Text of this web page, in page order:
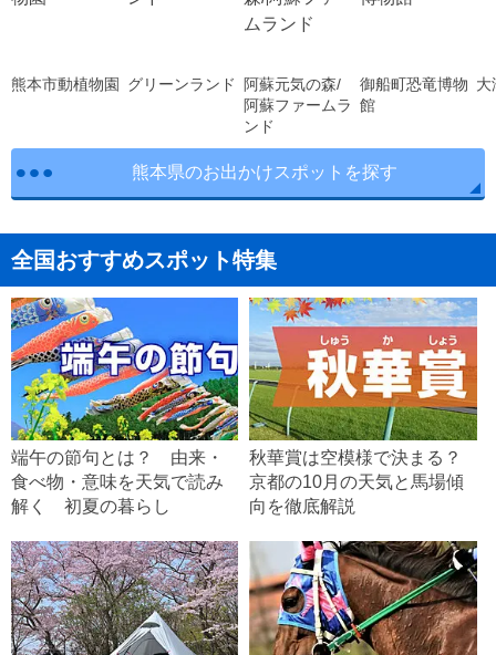
熊本市動植物園 グリーンランド
阿蘇元気の森/
阿蘇ファームラ
ンド
御船町恐竜博物
館
大
熊本県のお出かけスポットを探す
全国おすすめスポット特集
端午の節句とは？ 由来・
食べ物・意味を天気で読み
解く 初夏の暮らし
秋華賞は空模様で決まる？
京都の10月の天気と馬場傾
向を徹底解説